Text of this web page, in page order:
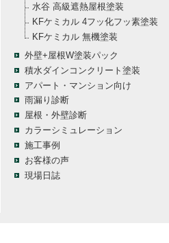
水谷 高級遮熱屋根塗装
KFケミカル 4フッ化フッ素塗装
KFケミカル 無機塗装
外壁+屋根W塗装パック
積水ダインコンクリート塗装
アパート・マンション向け
雨漏り診断
屋根・外壁診断
カラーシミュレーション
施工事例
お客様の声
現場日誌